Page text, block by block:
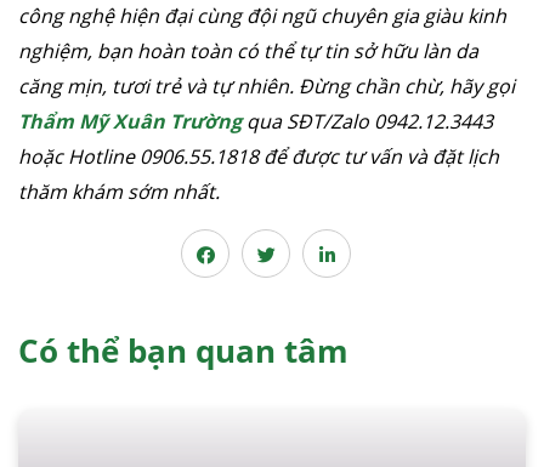
công nghệ hiện đại cùng đội ngũ chuyên gia giàu kinh
nghiệm, bạn hoàn toàn có thể tự tin sở hữu làn da
căng mịn, tươi trẻ và tự nhiên. Đừng chần chừ, hãy gọi
Thẩm Mỹ Xuân Trườngqua SĐT/Zalo 0942.12.3443
hoặc Hotline 0906.55.1818 để được tư vấn và đặt lịch
thăm khám sớm nhất.
Có thể bạn quan tâm